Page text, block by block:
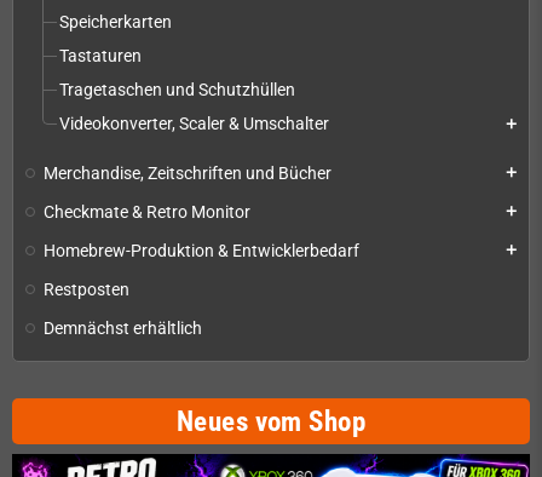
Speicherkarten
Tastaturen
Tragetaschen und Schutzhüllen
Videokonverter, Scaler & Umschalter
add
Merchandise, Zeitschriften und Bücher add
Checkmate & Retro Monitor add
Homebrew-Produktion & Entwicklerbedarf add
Restposten
Demnächst erhältlich
Neues vom Shop